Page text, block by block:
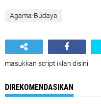
Agama-Budaya
masukkan script iklan disini
DIREKOMENDASIKAN